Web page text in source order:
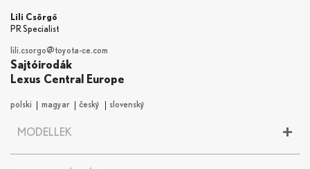
Lili Csörgő
PR Specialist
lili.csorgo@toyota-ce.com
Sajtóirodák
Lexus Central Europe
polski magyar český slovenský
+
MODELLEK